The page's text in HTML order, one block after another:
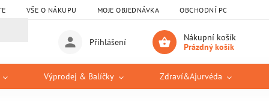
VŠE O NÁKUPU MOJE OBJEDNÁVKA OBCHODNÍ PODMÍNKY
Nákupní košík
Prázdný košík
Přihlášení
Výprodej & Balíčky Zdraví&Ajurvéda